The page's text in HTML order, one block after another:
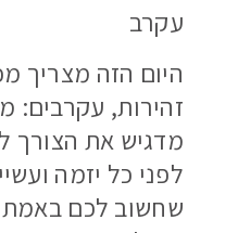
עקרב
היום הזה מצריך
זהירות, עקרבים:
מדגיש את הצורך
לפני כל יזמה
שחשוב לכם באמת